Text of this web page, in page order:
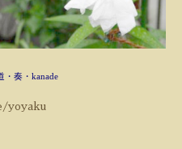
・奏・kanade
yoyaku